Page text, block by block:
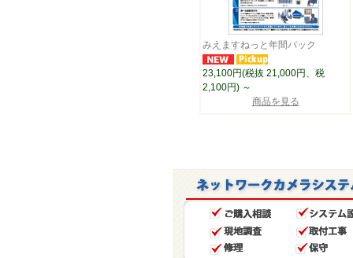
みえますねっと年間パック
23,100円(税抜 21,000円、税
2,100円) ～
商品を見る